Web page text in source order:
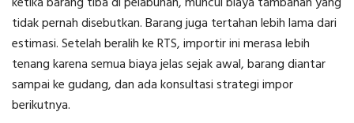
tidak pernah disebutkan. Barang juga tertahan lebih lama dari
estimasi. Setelah beralih ke RTS, importir ini merasa lebih
tenang karena semua biaya jelas sejak awal, barang diantar
sampai ke gudang, dan ada konsultasi strategi impor
berikutnya.